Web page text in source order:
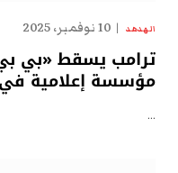
الهدهد 10 نوفمبر، 2025
ترامب يسقط «بي
مؤسسة إعلامية في
…